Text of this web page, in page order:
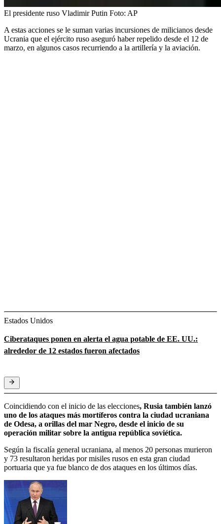
El presidente ruso Vladimir Putin Foto: AP
A estas acciones se le suman varias incursiones de milicianos desde
Ucrania que el ejército ruso aseguró haber repelido desde el 12 de
marzo, en algunos casos recurriendo a la artillería y la aviación.
Estados Unidos
Ciberataques ponen en alerta el agua potable de EE. UU.:
alrededor de 12 estados fueron afectados
Coincidiendo con el inicio de las elecciones, Rusia también lanzó
uno de los ataques más mortíferos contra la ciudad ucraniana
de Odesa, a orillas del mar Negro, desde el inicio de su
operación militar sobre la antigua república soviética.
Según la fiscalía general ucraniana, al menos 20 personas murieron
y 73 resultaron heridas por misiles rusos en esta gran ciudad
portuaria que ya fue blanco de dos ataques en los últimos días.